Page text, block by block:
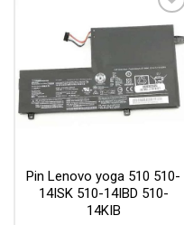
Add to
Wishlist
Pin Lenovo yoga 510 510-
14ISK 510-14IBD 510-
14KIB